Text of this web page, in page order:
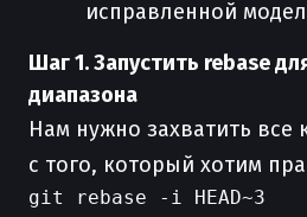
исправленной
Шаг 1. Запустить rebase
диапазона
Нам нужно захватить все
с того, который хотим